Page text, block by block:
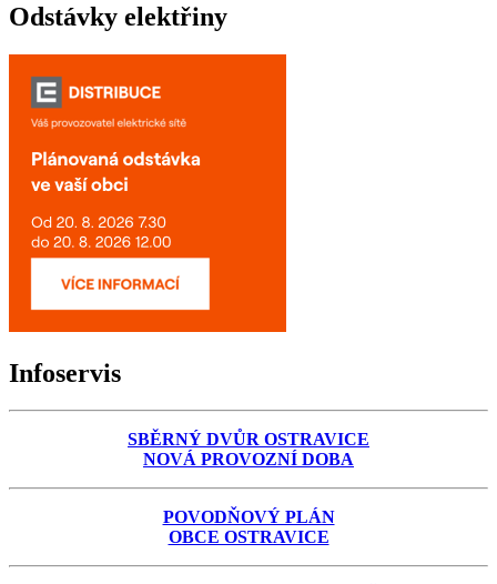
Odstávky elektřiny
Infoservis
SBĚRNÝ DVŮR OSTRAVICE
NOVÁ PROVOZNÍ DOBA
POVODŇOVÝ PLÁN
OBCE OSTRAVICE